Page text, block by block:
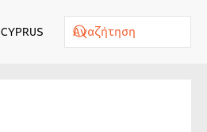
CYPRUS